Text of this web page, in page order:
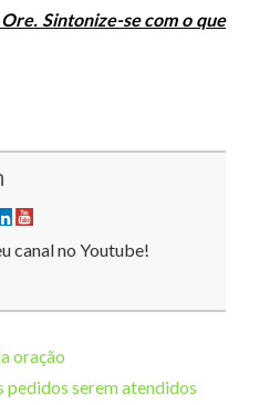
Sintonize-se com o que
canal no Youtube!
oração
pedidos serem atendidos